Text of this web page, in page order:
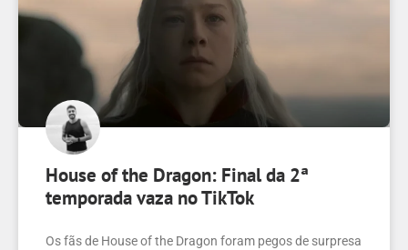
House of the Dragon: Final da 2ª
temporada vaza no TikTok
Os fãs de House of the Dragon foram pegos de surpresa